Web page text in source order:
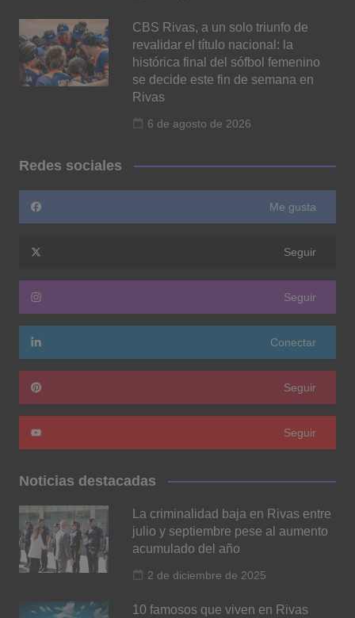
CBS Rivas, a un solo triunfo de
revalidar el título nacional: la
histórica final del sófbol femenino
se decide este fin de semana en
Rivas
6 de agosto de 2026
Redes sociales
Me gusta
Seguir
Seguir
Conectar
Seguir
Seguir
Noticias destacadas
La criminalidad baja en Rivas entre
julio y septiembre pese al aumento
acumulado del año
2 de diciembre de 2025
10 famosos que viven en Rivas